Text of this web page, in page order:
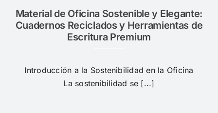
Material de Oficina Sostenible y Elegante:
Cuadernos Reciclados y Herramientas de
Escritura Premium
Introducción a la Sostenibilidad en la Oficina
La sostenibilidad se [...]